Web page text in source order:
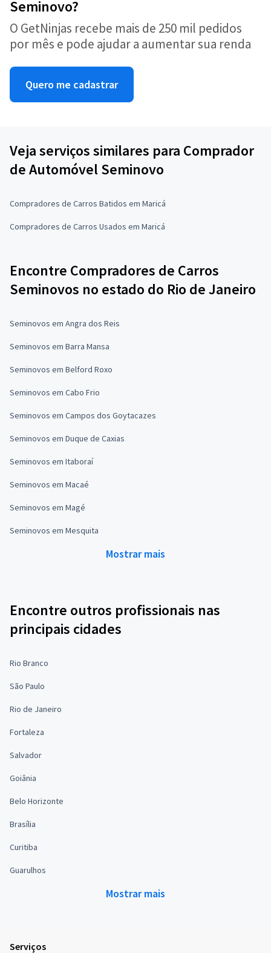
Seminovo?
O GetNinjas recebe mais de 250 mil pedidos
por mês e pode ajudar a aumentar sua renda
Quero me cadastrar
Veja serviços similares para Comprador
de Automóvel Seminovo
Compradores de Carros Batidos em Maricá
Compradores de Carros Usados em Maricá
Encontre Compradores de Carros
Seminovos no estado do Rio de Janeiro
Seminovos em Angra dos Reis
Seminovos em Barra Mansa
Seminovos em Belford Roxo
Seminovos em Cabo Frio
Seminovos em Campos dos Goytacazes
Seminovos em Duque de Caxias
Seminovos em Itaboraí
Seminovos em Macaé
Seminovos em Magé
Seminovos em Mesquita
Mostrar mais
Encontre outros profissionais nas
principais cidades
Rio Branco
São Paulo
Rio de Janeiro
Fortaleza
Salvador
Goiânia
Belo Horizonte
Brasília
Curitiba
Guarulhos
Mostrar mais
Serviços